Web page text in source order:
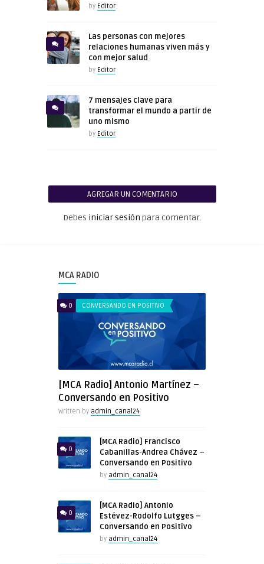
by Editor
Las personas con mejores
relaciones humanas viven más y
con mejor salud
by Editor
7 mensajes clave para
transformar el mundo a partir de
uno mismo
by Editor
AGREGAR UN COMENTARIO
Debes iniciar sesión para comentar.
MCA RADIO
0 CONVERSANDO EN POSITIVO
[MCA Radio] Antonio Martínez –
Conversando en Positivo
Written by admin_canal24
0
[MCA Radio] Francisco
Cabanillas-Andrea Chávez –
Conversando en Positivo
by admin_canal24
0
[MCA Radio] Antonio
Estévez-Rodolfo Lutgges –
Conversando en Positivo
by admin_canal24